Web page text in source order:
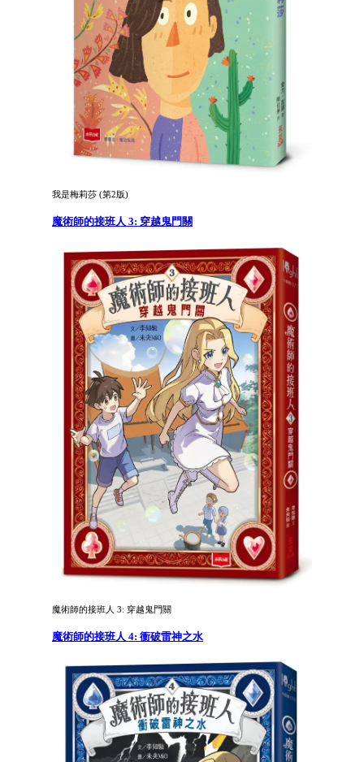
我是梅莉莎 (第2版)
魔術師的接班人 3: 穿越鬼門關
魔術師的接班人 3: 穿越鬼門關
魔術師的接班人 4: 衝破雷神之水